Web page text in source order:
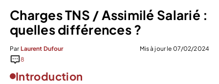
Charges TNS / Assimilé Salarié :
quelles différences ?
Par Laurent Dufour
Mis à jour le 07/02/2024
8
Introduction